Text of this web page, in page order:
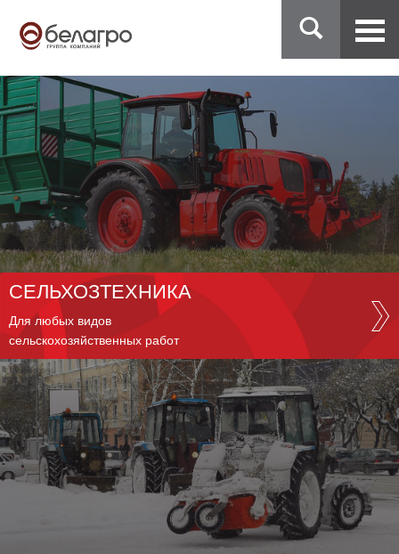
СЕЛЬХОЗТЕХНИКА
Для любых видов
сельскохозяйственных работ